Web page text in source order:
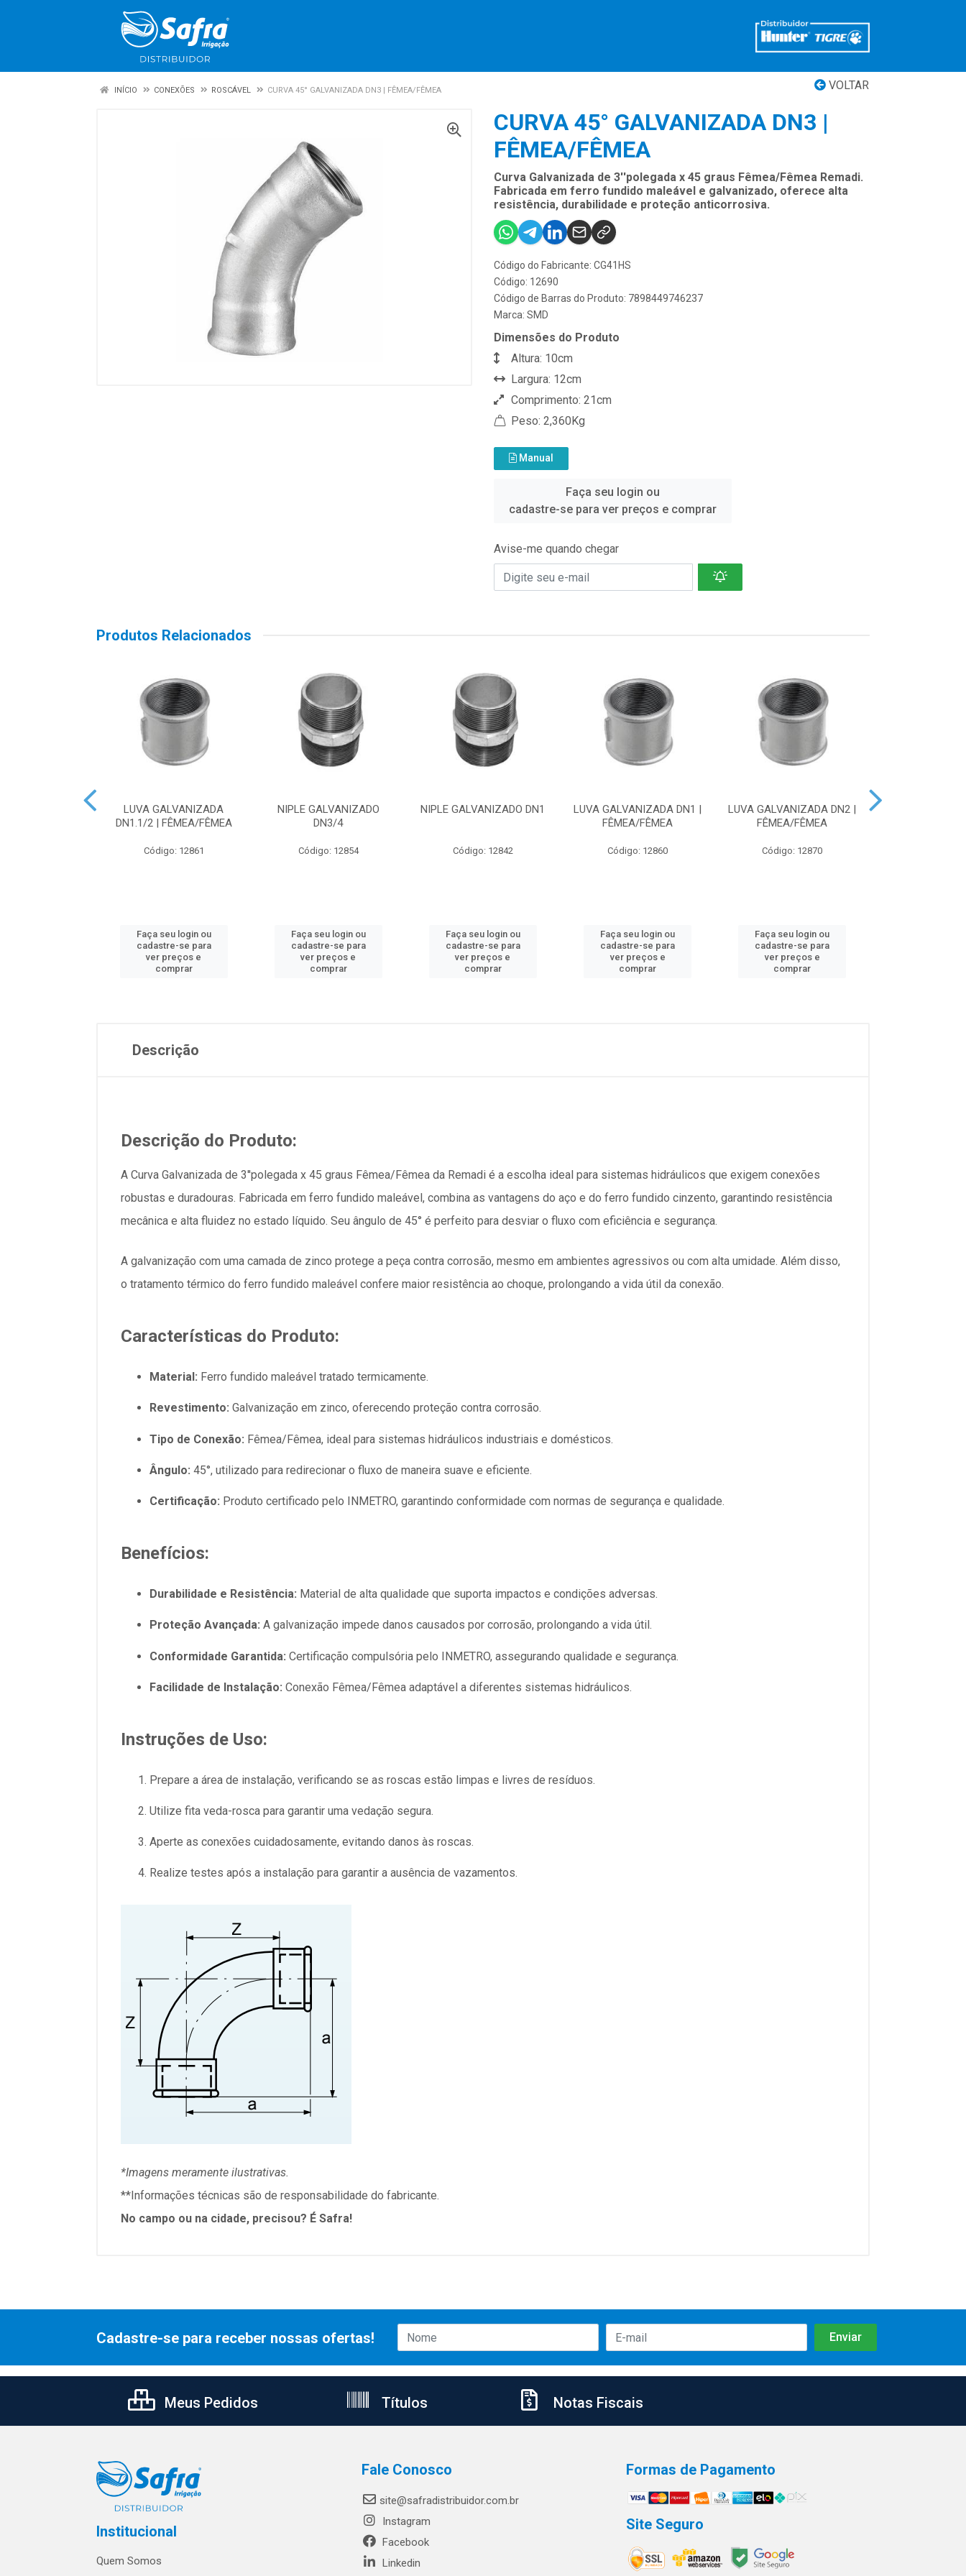
VOLTAR
INÍCIO CONEXÕES ROSCÁVEL CURVA 45° GALVANIZADA DN3 | FÊMEA/FÊMEA
CURVA 45° GALVANIZADA DN3 |
FÊMEA/FÊMEA
Curva Galvanizada de 3''polegada x 45 graus Fêmea/Fêmea Remadi.
Fabricada em ferro fundido maleável e galvanizado, oferece alta
resistência, durabilidade e proteção anticorrosiva.
Código do Fabricante: CG41HS
Código: 12690
Código de Barras do Produto: 7898449746237
Marca: SMD
Dimensões do Produto
Altura: 10cm
Largura: 12cm
Comprimento: 21cm
Peso: 2,360Kg
Manual
Faça seu login ou
cadastre-se para ver preços e comprar
Avise-me quando chegar
Produtos Relacionados
LUVA GALVANIZADA
DN1.1/2 | FÊMEA/FÊMEA
Código: 12861
Faça seu login ou
cadastre-se para
ver preços e
comprar
NIPLE GALVANIZADO
DN3/4
Código: 12854
Faça seu login ou
cadastre-se para
ver preços e
comprar
NIPLE GALVANIZADO DN1
Código: 12842
Faça seu login ou
cadastre-se para
ver preços e
comprar
LUVA GALVANIZADA DN1 |
FÊMEA/FÊMEA
Código: 12860
Faça seu login ou
cadastre-se para
ver preços e
comprar
LUVA GALVANIZADA DN2 |
FÊMEA/FÊMEA
Código: 12870
Faça seu login ou
cadastre-se para
ver preços e
comprar
Descrição
Descrição do Produto:
A Curva Galvanizada de 3''polegada x 45 graus Fêmea/Fêmea da Remadi é a escolha ideal para sistemas hidráulicos que exigem conexões
robustas e duradouras. Fabricada em ferro fundido maleável, combina as vantagens do aço e do ferro fundido cinzento, garantindo resistência
mecânica e alta fluidez no estado líquido. Seu ângulo de 45° é perfeito para desviar o fluxo com eficiência e segurança.
A galvanização com uma camada de zinco protege a peça contra corrosão, mesmo em ambientes agressivos ou com alta umidade. Além disso,
o tratamento térmico do ferro fundido maleável confere maior resistência ao choque, prolongando a vida útil da conexão.
Características do Produto:
Material: Ferro fundido maleável tratado termicamente.
Revestimento: Galvanização em zinco, oferecendo proteção contra corrosão.
Tipo de Conexão: Fêmea/Fêmea, ideal para sistemas hidráulicos industriais e domésticos.
Ângulo: 45°, utilizado para redirecionar o fluxo de maneira suave e eficiente.
Certificação: Produto certificado pelo INMETRO, garantindo conformidade com normas de segurança e qualidade.
Benefícios:
Durabilidade e Resistência: Material de alta qualidade que suporta impactos e condições adversas.
Proteção Avançada: A galvanização impede danos causados por corrosão, prolongando a vida útil.
Conformidade Garantida: Certificação compulsória pelo INMETRO, assegurando qualidade e segurança.
Facilidade de Instalação: Conexão Fêmea/Fêmea adaptável a diferentes sistemas hidráulicos.
Instruções de Uso:
Prepare a área de instalação, verificando se as roscas estão limpas e livres de resíduos.
Utilize fita veda-rosca para garantir uma vedação segura.
Aperte as conexões cuidadosamente, evitando danos às roscas.
Realize testes após a instalação para garantir a ausência de vazamentos.
*Imagens meramente ilustrativas.
**Informações técnicas são de responsabilidade do fabricante.
No campo ou na cidade, precisou? É Safra!
Cadastre-se para receber nossas ofertas!
Meus Pedidos Títulos Notas Fiscais
Institucional
Quem Somos
Fale Conosco
site@safradistribuidor.com.br
Instagram
Facebook
Linkedin
Formas de Pagamento
Site Seguro